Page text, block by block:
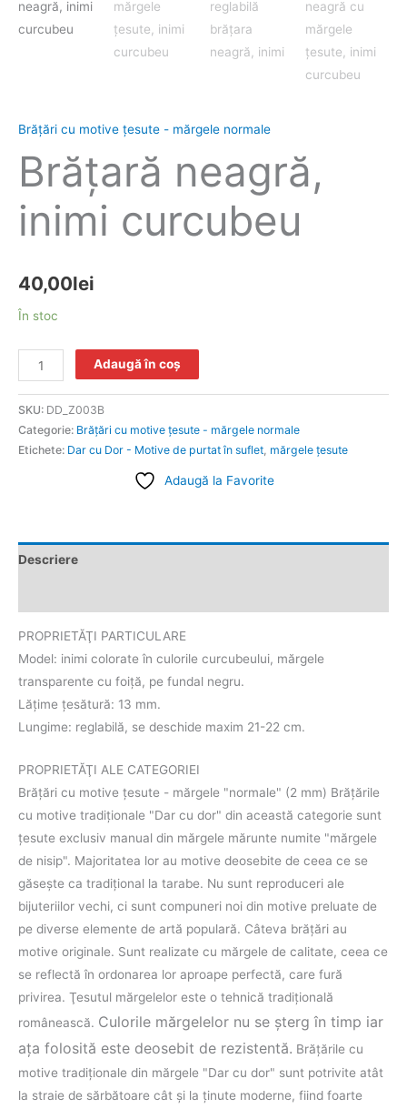
Brăţări cu motive țesute - mărgele normale
Brăţară neagră,
inimi curcubeu
40,00lei
În stoc
Adaugă în coș
SKU: DD_Z003B
Categorie: Brăţări cu motive țesute - mărgele normale
Etichete: Dar cu Dor - Motive de purtat în suflet mărgele ţesute
Adaugă la Favorite
Descriere
PROPRIETĂŢI PARTICULARE
Model: inimi colorate în culorile curcubeului, mărgele
transparente cu foiţă, pe fundal negru.
Lățime țesătură: 13 mm.
Lungime: reglabilă, se deschide maxim 21-22 cm.
PROPRIETĂŢI ALE CATEGORIEI
Brăţări cu motive țesute - mărgele "normale" (2 mm) Brăţările
cu motive tradiţionale "Dar cu dor" din această categorie sunt
țesute exclusiv manual din mărgele mărunte numite "mărgele
de nisip". Majoritatea lor au motive deosebite de ceea ce se
găseşte ca tradiţional la tarabe. Nu sunt reproduceri ale
bijuteriilor vechi, ci sunt compuneri noi din motive preluate de
pe diverse elemente de artă populară. Câteva brăţări au
motive originale. Sunt realizate cu mărgele de calitate, ceea ce
se reflectă în ordonarea lor aproape perfectă, care fură
privirea. Ţesutul mărgelelor este o tehnică tradiţională
românească. Culorile mărgelelor nu se şterg în timp iar
aţa folosită este deosebit de rezistentă. Brăţările cu
motive tradiţionale din mărgele "Dar cu dor" sunt potrivite atât
la straie de sărbătoare cât şi la ţinute moderne, fiind foarte